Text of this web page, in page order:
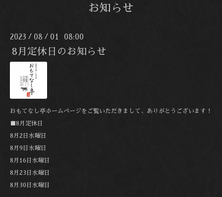
お知らせ
2023 / 08 / 01 08:00
8月定休日のお知らせ
おもてなし亭ホームページをご覧いただきまして、ありがとうございます！
■8月定休日
8月2日水曜日
8月9日水曜日
8月16日水曜日
8月23日水曜日
8月30日水曜日